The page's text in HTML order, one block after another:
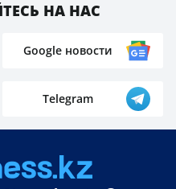
НА НАС
Google новости
Telegram